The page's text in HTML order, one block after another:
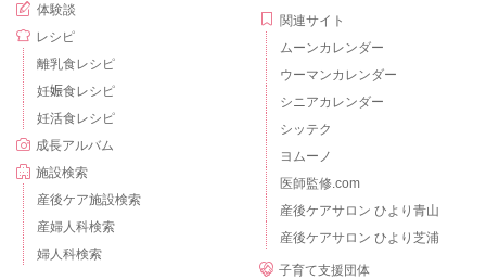
体験談
レシピ
離乳食レシピ
妊娠食レシピ
妊活食レシピ
成長アルバム
施設検索
産後ケア施設検索
産婦人科検索
婦人科検索
関連サイト
ムーンカレンダー
ウーマンカレンダー
シニアカレンダー
シッテク
ヨムーノ
医師監修.com
産後ケアサロン ひより青山
産後ケアサロン ひより芝浦
子育て支援団体